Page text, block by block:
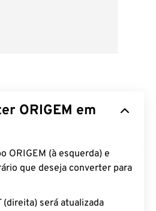
ORIGEM em
ORIGEM (à esquerda) e
que deseja converter para
(direita) será atualizada